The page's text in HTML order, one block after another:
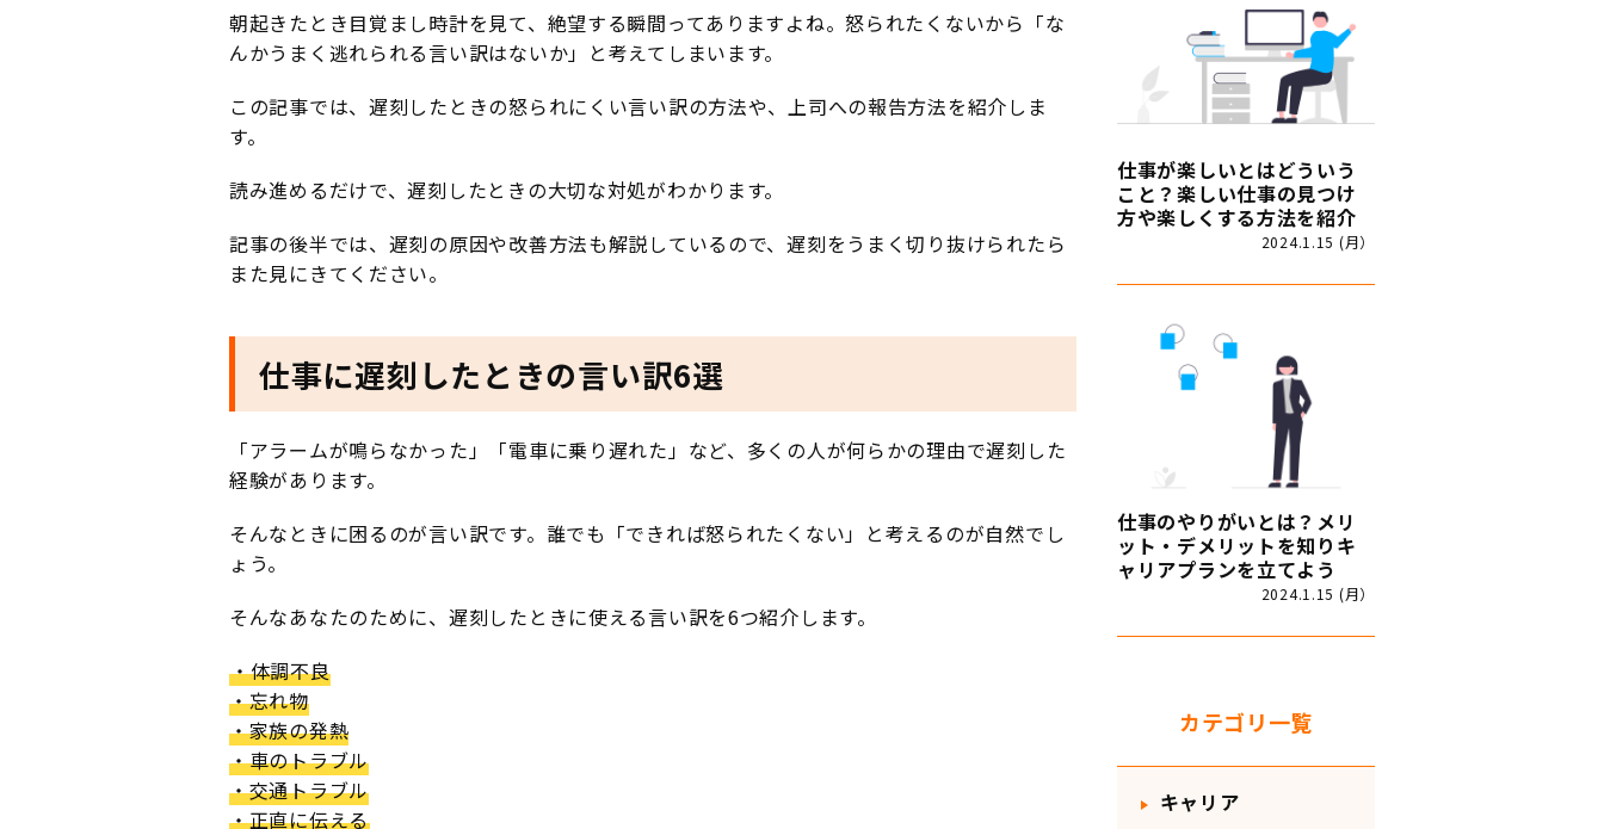
朝起きたとき目覚まし時計を見て、絶望する瞬間ってありますよね。怒られたくないから「な
んかうまく逃れられる言い訳はないか」と考えてしまいます。
この記事では、遅刻したときの怒られにくい言い訳の方法や、上司への報告方法を紹介しま
す。
読み進めるだけで、遅刻したときの大切な対処がわかります。
記事の後半では、遅刻の原因や改善方法も解説しているので、遅刻をうまく切り抜けられたら
また見にきてください。
仕事に遅刻したときの言い訳6選
「アラームが鳴らなかった」「電車に乗り遅れた」など、多くの人が何らかの理由で遅刻した
経験があります。
そんなときに困るのが言い訳です。誰でも「できれば怒られたくない」と考えるのが自然でし
ょう。
そんなあなたのために、遅刻したときに使える言い訳を6つ紹介します。
・体調不良
・忘れ物
・家族の発熱
・車のトラブル
・交通トラブル
・正直に伝える
仕事が楽しいとはどういう
こと？楽しい仕事の見つけ
方や楽しくする方法を紹介
2024.1.15 (月）
仕事のやりがいとは？メリ
ット・デメリットを知りキ
ャリアプランを立てよう
2024.1.15 (月）
カテゴリ一覧
キャリア